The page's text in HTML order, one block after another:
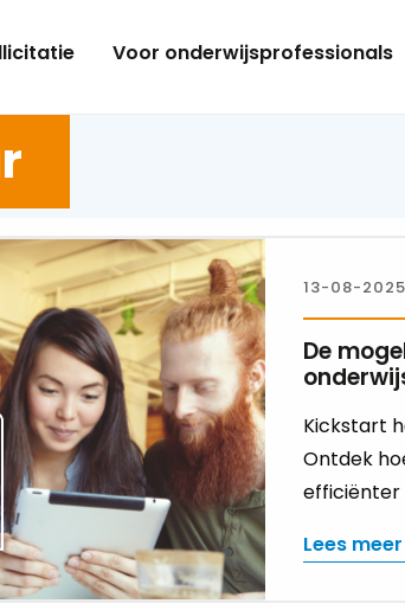
Voor onderwijsprofessionals
13-08-2025
De
Kickstart
Ontdek
efficiënter
Lees meer